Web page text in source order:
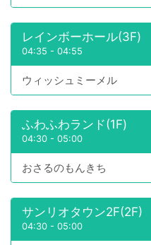
レインボーホール(3F)
04:35 - 04:55
ウィッシュミーメル
ふわふわランド(1F)
04:30 - 05:00
おさるのもんきち
サンリオタウン2F(2F)
04:30 - 05:00